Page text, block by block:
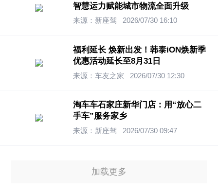
智慧运力赋能城市物流全面升级
来源：新座驾 2026/07/30 16:10
福利延长 焕新出发！韩泰iON焕新季
优惠活动延长至8月31日
来源：车友之家 2026/07/30 12:30
淘车车石家庄新华门店：用“放心二
手车”服务家乡
来源：新座驾 2026/07/30 09:47
加载更多